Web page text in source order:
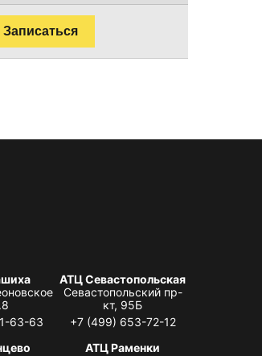
Записаться
63-63
АТЦ Севастопольская
Севастопольский пр-
кт, 95Б
+7 (499) 653-72-12
АТЦ Раменки